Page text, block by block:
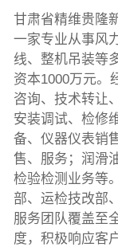
甘肃省精维贵隆
一家专业从事风
线、整机吊装等
资本1000万元。
咨询、技术转让
安装调试、检修
备、仪器仪表销
售、服务；润滑
检验检测业务等
部、运检技改部
服务团队覆盖至
度，积极响应客